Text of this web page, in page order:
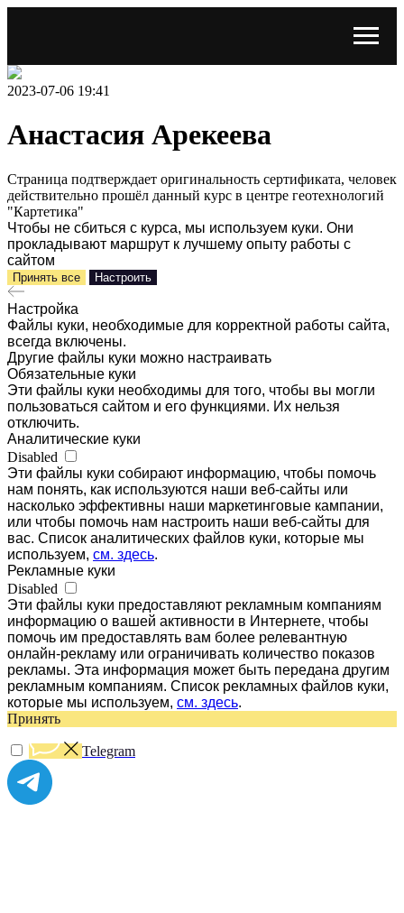
2023-07-06 19:41
Анастасия Арекеева
Страница подтверждает оригинальность сертификата, человек
действительно прошёл данный курс в центре геотехнологий
"Картетика"
Чтобы не сбиться с курса, мы используем куки. Они
прокладывают маршрут к лучшему опыту работы с
сайтом
Принять все Настроить
Настройка
Файлы куки, необходимые для корректной работы сайта,
всегда включены.
Другие файлы куки можно настраивать
Обязательные куки
Эти файлы куки необходимы для того, чтобы вы могли
пользоваться сайтом и его функциями. Их нельзя
отключить.
Аналитические куки
Disabled
Эти файлы куки собирают информацию, чтобы помочь
нам понять, как используются наши веб-сайты или
насколько эффективны наши маркетинговые кампании,
или чтобы помочь нам настроить наши веб-сайты для
вас. Список аналитических файлов куки, которые мы
используем, см. здесь.
Рекламные куки
Disabled
Эти файлы куки предоставляют рекламным компаниям
информацию о вашей активности в Интернете, чтобы
помочь им предоставлять вам более релевантную
онлайн-рекламу или ограничивать количество показов
рекламы. Эта информация может быть передана другим
рекламным компаниям. Список рекламных файлов куки,
которые мы используем, см. здесь.
Принять
Telegram